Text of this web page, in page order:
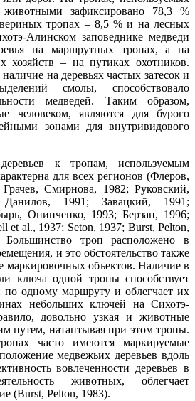
зафиксировано 78,3 %
тропах – 8,5 % и на лесных
Алинском заповеднике медведи
на маршрутных тропах, а на
хозяйств – на путиках охотников.
на деревьях частых затесок и
смолы, способствовало
медведей. Таким образом,
человеком, являются для бурого
зонами для внутривидового
к тропам, используемым
для всех регионов (Флеров,
Смирнова, 1982; Руковский,
1991; Завацкий, 1991;
Онипченко, 1993; Берзан, 1996;
et al., 1937; Seton, 1937; Burst, Pelton,
Большинство троп расположено в
и это обстоятельство также
маркировочных объектов. Наличие в
ключа одной тропы способствует
одному маршруту и облегчает их
небольших ключей на Сихотэ-
довольно узкая и животные
путем, натаптывая при этом тропы.
часто имеются маркируемые
медвежьих деревьев вдоль
вовлеченности деревьев в
животных, облегчает
(Burst, Pelton, 1983).